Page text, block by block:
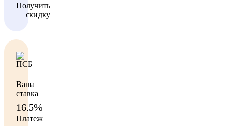
Получить
скидку
Ваша
ставка
16.5%
Платеж